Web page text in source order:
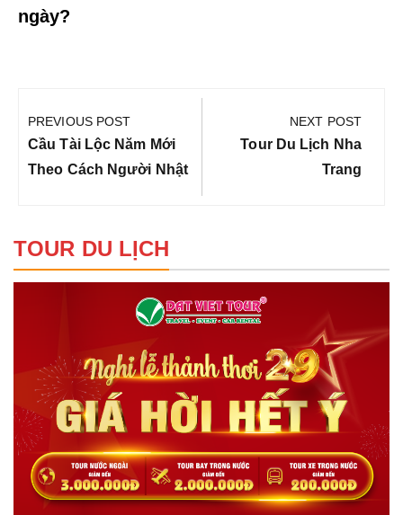
ngày?
hướng
bài
viết
PREVIOUS POST
Previous
Post:
Cầu Tài Lộc Năm Mới
Theo Cách Người Nhật
NEXT POST
Next
Tour Du Lịch Nha
Trang
TOUR DU LỊCH